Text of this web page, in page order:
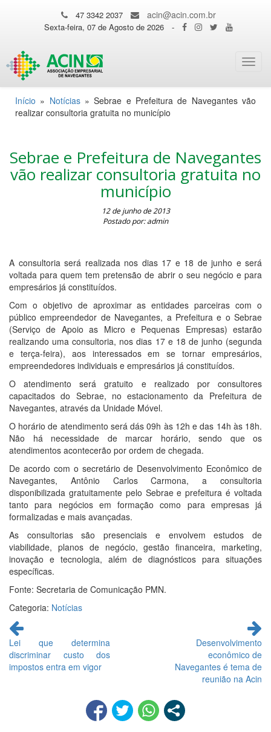
47 3342 2037 acin@acin.com.br
Sexta-feira, 07 de Agosto de 2026 -
Início » Notícias»Sebrae e Prefeitura de Navegantes vão
realizar consultoria gratuita no município
Sebrae e Prefeitura de Navegantes
vão realizar consultoria gratuita no
município
12 de junho de 2013
Postado por: admin
A consultoria será realizada nos dias 17 e 18 de junho e será
voltada para quem tem pretensão de abrir o seu negócio e para
empresários já constituídos.
Com o objetivo de aproximar as entidades parceiras com o
público empreendedor de Navegantes, a Prefeitura e o Sebrae
(Serviço de Apoio as Micro e Pequenas Empresas) estarão
realizando uma consultoria, nos dias 17 e 18 de junho (segunda
e terça-feira), aos interessados em se tornar empresários,
empreendedores individuais e empresários já constituídos.
O atendimento será gratuito e realizado por consultores
capacitados do Sebrae, no estacionamento da Prefeitura de
Navegantes, através da Unidade Móvel.
O horário de atendimento será dás 09h às 12h e das 14h às 18h.
Não há necessidade de marcar horário, sendo que os
atendimentos acontecerão por ordem de chegada.
De acordo com o secretário de Desenvolvimento Econômico de
Navegantes, Antônio Carlos Carmona, a consultoria
disponibilizada gratuitamente pelo Sebrae e prefeitura é voltada
tanto para negócios em formação como para empresas já
formalizadas e mais avançadas.
As consultorias são presenciais e envolvem estudos de
viabilidade, planos de negócio, gestão financeira, marketing,
inovação e tecnologia, além de diagnósticos para situações
específicas.
Fonte: Secretaria de Comunicação PMN.
Categoria: Notícias
Continue
lendo
Lei que determina
discriminar custo dos
impostos entra em vigor
Desenvolvimento
econômico de
Navegantes é tema de
reunião na Acin